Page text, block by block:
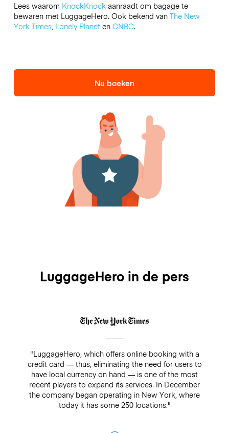
Lees waarom KnockKnockaanraadt om bagage te
bewaren met LuggageHero. Ook bekend van The New
York Times, Lonely Planeten CNBC.
Nu boeken
LuggageHero in de pers
"LuggageHero, which offers online booking with a
credit card — thus, eliminating the need for users to
have local currency on hand — is one of the most
recent players to expand its services. In December
the company began operating in New York, where
today it has some 250 locations."